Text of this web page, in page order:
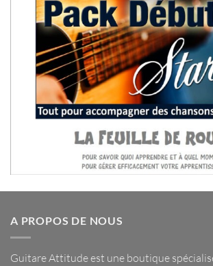
A PROPOS DE NOUS
Guitare Attitude est une boutique